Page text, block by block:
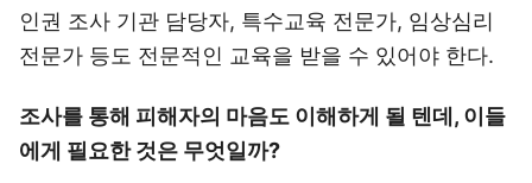
인권 조사 기관 담당자, 특수교육 전문가, 임상심리
전문가 등도 전문적인 교육을 받을 수 있어야 한다.
조사를 통해 피해자의 마음도 이해하게 될 텐데, 이들
에게 필요한 것은 무엇일까?